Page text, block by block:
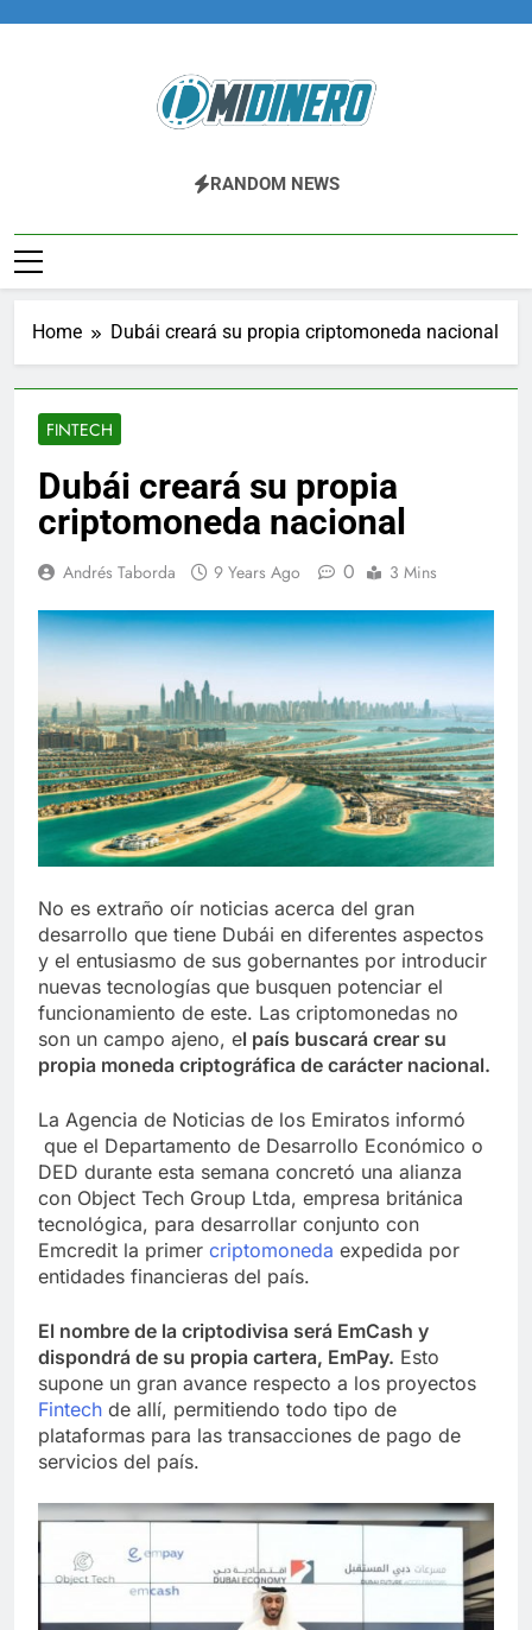
Midinero.co
Fintech, Criptomonedas
RANDOM NEWS
Home Dubái creará su propia criptomoneda nacional
FINTECH
Dubái creará su propia
criptomoneda nacional
Andrés Taborda 9 Years Ago 0 3 Mins
No es extraño oír noticias acerca del gran
desarrollo que tiene Dubái en diferentes aspectos
y el entusiasmo de sus gobernantes por introducir
nuevas tecnologías que busquen potenciar el
funcionamiento de este. Las criptomonedas no
son un campo ajeno, el país buscará crear su
propia moneda criptográfica de carácter nacional.
La Agencia de Noticias de los Emiratos informó
que el Departamento de Desarrollo Económico o
DED durante esta semana concretó una alianza
con Object Tech Group Ltda, empresa británica
tecnológica, para desarrollar conjunto con
Emcredit la primer criptomoneda expedida por
entidades financieras del país.
El nombre de la criptodivisa será EmCash y
dispondrá de su propia cartera, EmPay. Esto
supone un gran avance respecto a los proyectos
Fintech de allí, permitiendo todo tipo de
plataformas para las transacciones de pago de
servicios del país.